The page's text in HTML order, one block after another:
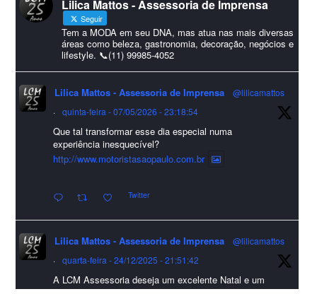
#HappyNewYear
Foto
Visualizar no Facebook · Compartilhar
Lilica Mattos - Assessoria de Imprensa
9 months ago
A Abrafas - Associação Brasileira de Fibras Artificiais e
Sintéticas foi destaque na Revista Química e Derivados, na
incertezas do mercado global".
Confira detalhes 🗞📰📈
#sustentabilidade #FibrasSintéticas #EconomiaCircular #Abrafas
#IndústriaTêxtil
Foto
Lilica Mattos - Assessoria de Imprensa
Seguir
Tem a MODA em seu DNA, mas atua nas mais diversas
áreas como beleza, gastronomia, decoração, negócios e
lifestyle. 📞(11) 99985-4052
Lilica Mattos - Assessoria de Imprensa
@lilicamattos
·
quinta-feira - 07/05/2026 - 23:18:54
Que tal transformar esse dia especial numa
experiência inesquecível?
http://www.motoristasaopaulo.com.br
Twitter
Lilica Mattos - Assessoria de Imprensa
@lilicamattos
·
quarta-feira - 24/12/2025 - 21:51:42
A LCM Assessoria deseja um excelente Natal e um